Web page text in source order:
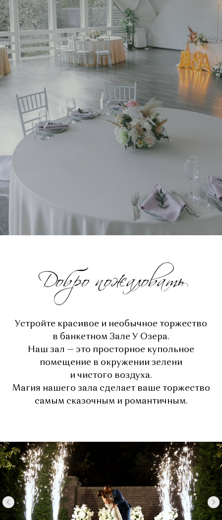
Добро пожаловать
Устройте красивое и необычное торжество
в банкетном Зале У Озера.
Наш зал — это просторное купольное
помещение в окружении зелени
и чистого воздуха.
Магия нашего зала сделает ваше торжество
самым сказочным и романтичным.